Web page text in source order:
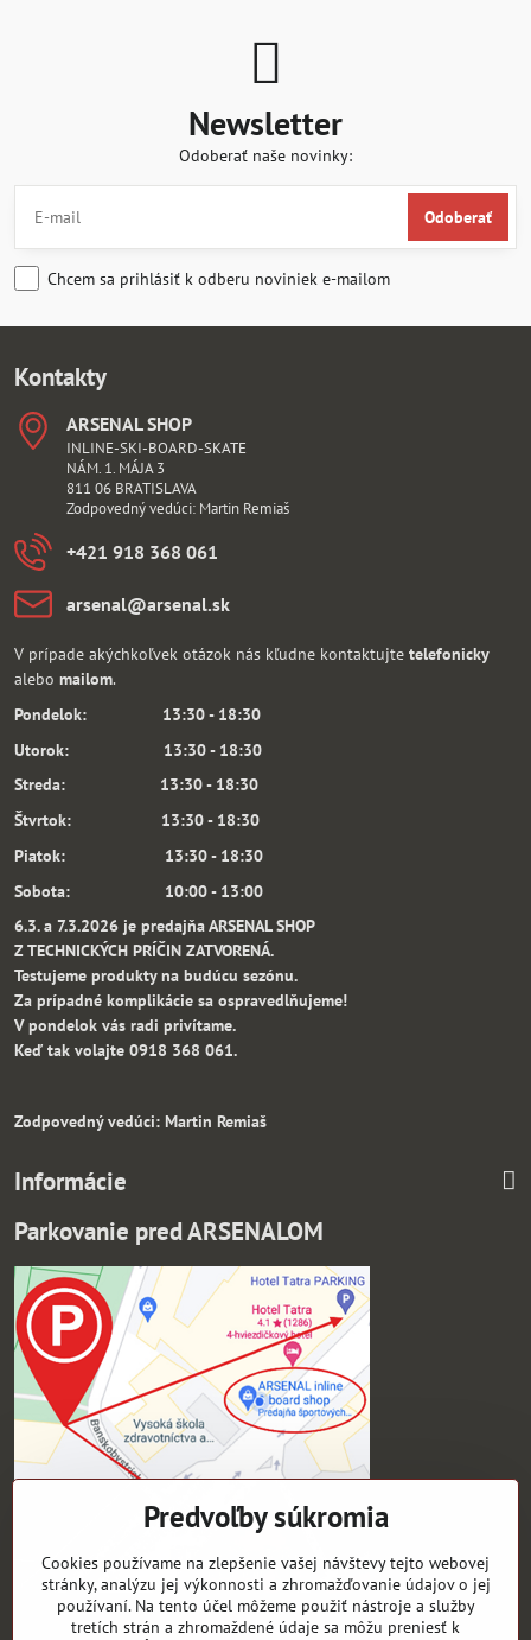
Newsletter
Odoberať naše novinky:
Odoberať
Chcem sa prihlásiť k odberu noviniek e-mailom
Kontakty
ARSENAL SHOP
INLINE-SKI-BOARD-SKATE
NÁM. 1. MÁJA 3
811 06 BRATISLAVA
Zodpovedný vedúci: Martin Remiaš
+421 918 368 061
arsenal​@arsenal​.sk
V prípade akýchkoľvek otázok nás kľudne kontaktujte telefonicky
alebo mailom.
Pondelok: 13:30 - 18:30
Utorok: 13:30 - 18:30
Streda: 13:30 - 18:30
Štvrtok: 13:30 - 18:30
Piatok: 13:30 - 18:30
Sobota: 10:00 - 13:00
6.3. a 7.3.2026 je predajňa ARSENAL SHOP
Z TECHNICKÝCH PRÍČIN ZATVORENÁ.
Testujeme produkty na budúcu sezónu.
Za prípadné komplikácie sa ospravedlňujeme!
V pondelok vás radi privítame.
Keď tak volajte 0918 368 061.
Zodpovedný vedúci: Martin Remiaš
Informácie
Parkovanie pred ARSENALOM
Predvoľby súkromia
Cookies používame na zlepšenie vašej návštevy tejto webovej
stránky, analýzu jej výkonnosti a zhromažďovanie údajov o jej
používaní. Na tento účel môžeme použiť nástroje a služby
tretích strán a zhromaždené údaje sa môžu preniesť k